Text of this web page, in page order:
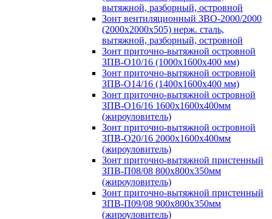
вытяжной, разборный, островной
Зонт вентиляционный ЗВО-2000/2000
(2000х2000х505) нерж. сталь,
вытяжной, разборный, островной
Зонт приточно-вытяжной островной
ЗПВ-О10/16 (1000х1600х400 мм)
Зонт приточно-вытяжной островной
ЗПВ-О14/16 (1400х1600х400 мм)
Зонт приточно-вытяжной островной
ЗПВ-О16/16 1600х1600х400мм
(жироуловитель)
Зонт приточно-вытяжной островной
ЗПВ-О20/16 2000х1600х400мм
(жироуловитель)
Зонт приточно-вытяжной пристенный
ЗПВ-П08/08 800х800х350мм
(жироуловитель)
Зонт приточно-вытяжной пристенный
ЗПВ-П09/08 900х800х350мм
(жироуловитель)